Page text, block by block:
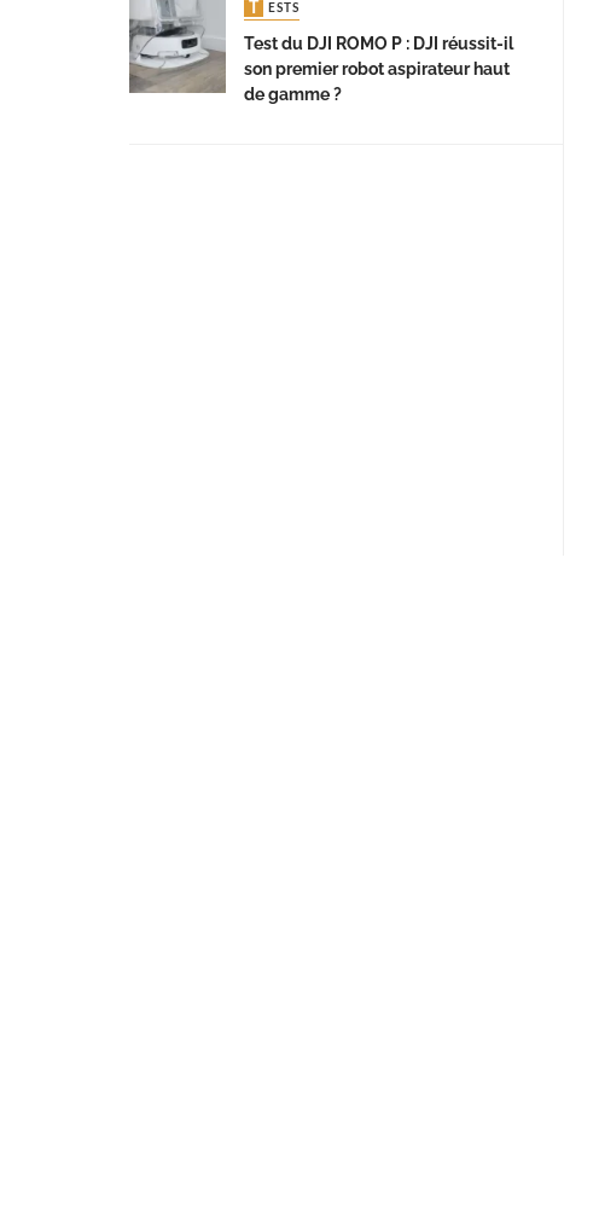
TESTS
Test du DJI ROMO P : DJI réussit-il
son premier robot aspirateur haut
de gamme ?